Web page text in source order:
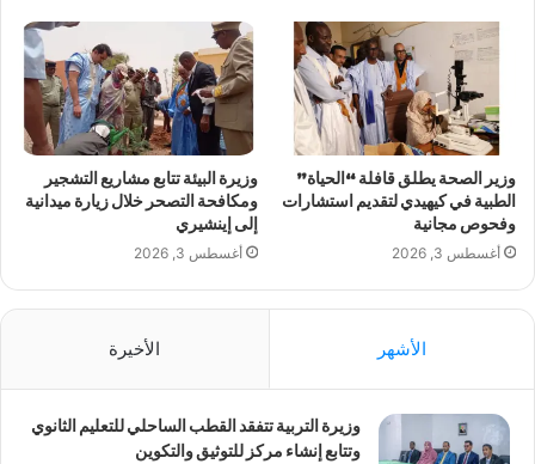
وزير الصحة يطلق قافلة “الحياة”
الطبية في كيهيدي لتقديم استشارات
وفحوص مجانية
أغسطس 3, 2026
وزيرة البيئة تتابع مشاريع التشجير
ومكافحة التصحر خلال زيارة ميدانية
إلى إينشيري
أغسطس 3, 2026
الأشهر الأخيرة
وزيرة التربية تتفقد القطب الساحلي للتعليم الثانوي
وتتابع إنشاء مركز للتوثيق والتكوين